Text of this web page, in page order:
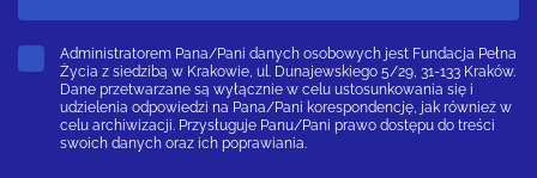
Administratorem Pana/Pani danych osobowych jest Fundacja Pełna
Życia z siedzibą w Krakowie, ul. Dunajewskiego 5/29, 31-133 Kraków.
Dane przetwarzane są wyłącznie w celu ustosunkowania się i
udzielenia odpowiedzi na Pana/Pani korespondencję, jak również w
celu archiwizacji. Przysługuje Panu/Pani prawo dostępu do treści
swoich danych oraz ich poprawiania.